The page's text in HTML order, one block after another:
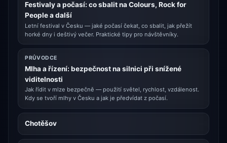
Festivaly a počasí: co sbalit na Colours, Rock for
People a další
Letní festival v Česku — jaké počasí čekat, co sbalit, jak přežít
horké dny i deštivý večer. Praktické tipy pro návštěvníky.
PRŮVODCE
Mlha a řízení: bezpečnost na silnici při snížené
viditelnosti
Jak řídit v mlze bezpečně — použití světel, rychlost, vzdálenost.
Kdy se tvoří mlhy v Česku a jak je předvídat z počasí.
Chotěšov